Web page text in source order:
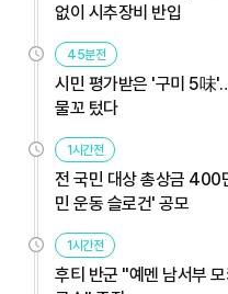
없이 시추장비 반입
45분전
시민 평가받은 '구미 5味
물꼬 텄다
1시간전
전 국민 대상 총상금 400
민 운동 슬로건' 공모
1시간전
후티 반군 "예멘 남서부